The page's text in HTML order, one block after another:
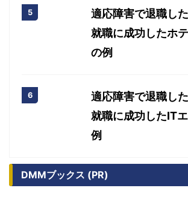
適応障害で退職し
就職に成功したホ
の例
適応障害で退職し
就職に成功したIT
例
DMMブックス (PR)